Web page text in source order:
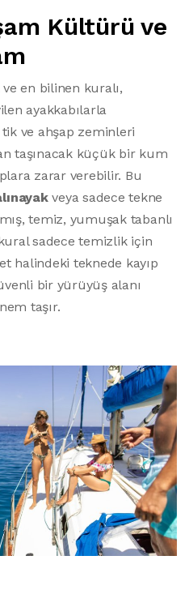
Kültürü ve
ve en bilinen kuralı,
ayakkabılarla
tik ve ahşap zeminleri
taşınacak küçük bir kum
zarar verebilir. Bu
veya sadece tekne
temiz, yumuşak tabanlı
sadece temizlik için
halindeki teknede kayıp
bir yürüyüş alanı
taşır.